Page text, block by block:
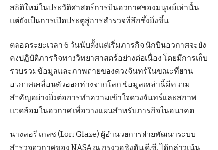
สถิติใหม่ในประวัติศาสตร์การบินอวกาศของมนุษย์เท่านั้น
แต่ยังเป็นการเปิดประตูสู่การสำรวจที่ลึกซึ้งยิ่งขึ้น
ตลอดระยะเวลา 6 วันนับตั้งแต่เริ่มภารกิจ นักบินอวกาศจะยัง
คงปฏิบัติภารกิจทางวิทยาศาสตร์อย่างต่อเนื่อง โดยมีการเก็บ
รวบรวมข้อมูลและภาพถ่ายของดวงจันทร์ในขณะที่ยาน
อวกาศเคลื่อนตัวออกห่างจากโลก ข้อมูลเหล่านี้มีความ
สำคัญอย่างยิ่งต่อการทำความเข้าใจดวงจันทร์และสภาพ
แวดล้อมในอวกาศ เพื่อวางแผนสำหรับภารกิจในอนาคต
นางลอรี เกลซ (Lori Glaze) ผู้อำนวยการฝ่ายพัฒนาระบบ
สำรวจอวกาศของ NASA ณ กรุงวอชิงตัน ดี.ซี. ได้กล่าวเน้น